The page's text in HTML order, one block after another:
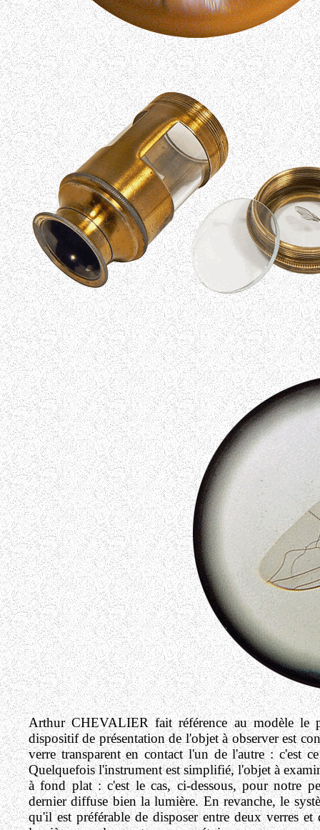
Arthur CHEVALIER fait référence au modèle le
dispositif de présentation de l'objet à observer est
verre transparent en contact l'un de l'autre : c'est
Quelquefois l'instrument est simplifié, l'objet à
à fond plat : c'est le cas, ci-dessous, pour notre
dernier diffuse bien la lumière. En revanche, le
qu'il est préférable de disposer entre deux verres